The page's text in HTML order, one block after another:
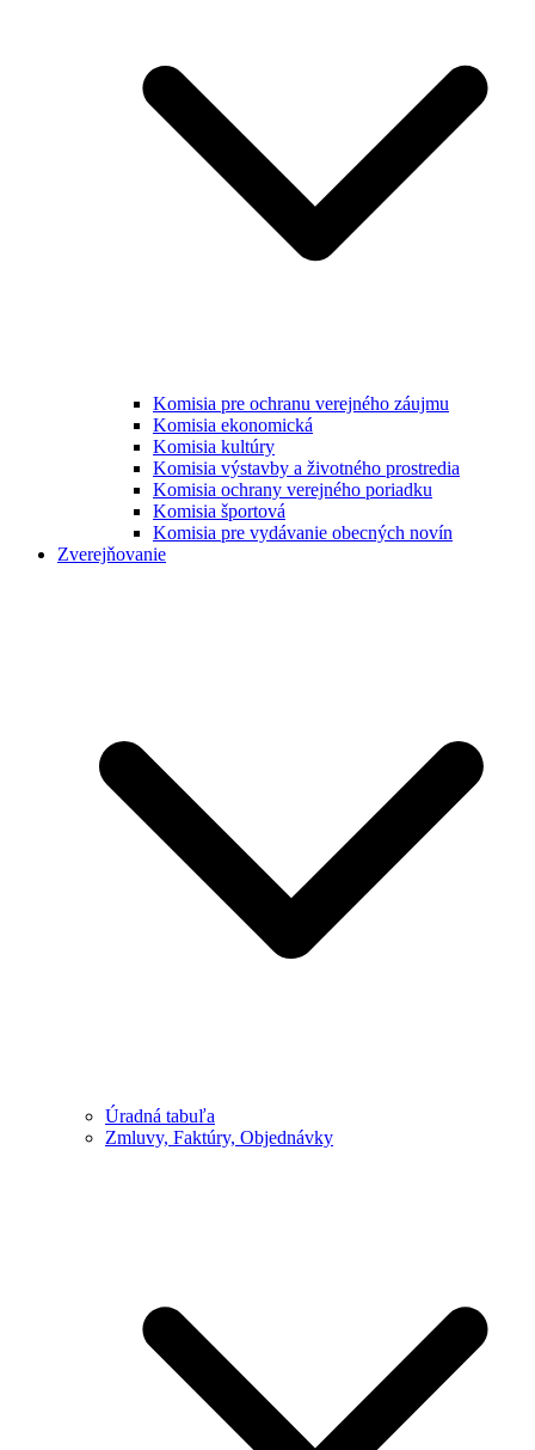
Komisia pre ochranu verejného záujmu
Komisia ekonomická
Komisia kultúry
Komisia výstavby a životného prostredia
Komisia ochrany verejného poriadku
Komisia športová
Komisia pre vydávanie obecných novín
Zverejňovanie
Úradná tabuľa
Zmluvy, Faktúry, Objednávky